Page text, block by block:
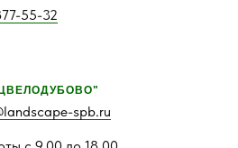
spb.ru
55-32